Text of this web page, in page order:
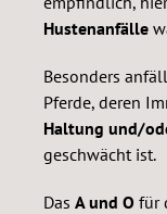
Hustenanfälle
Besonders
Pferde, deren
Haltung und/
geschwächt ist.
Das A und O für